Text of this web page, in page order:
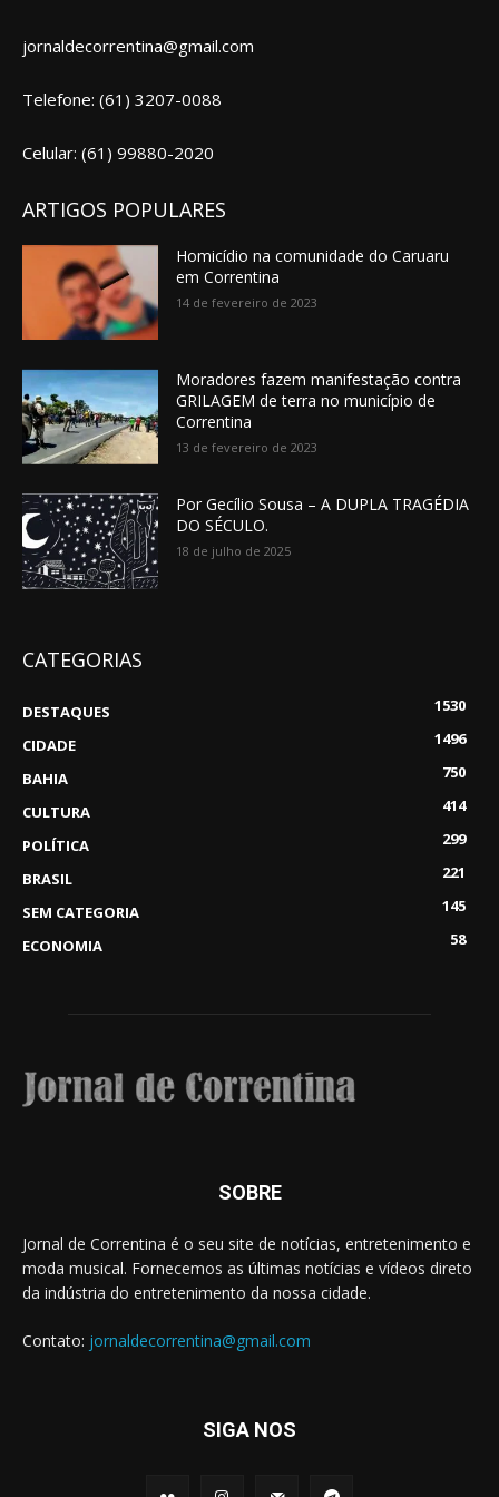
jornaldecorrentina@gmail.com
Telefone: (61) 3207-0088
Celular: (61) 99880-2020
ARTIGOS POPULARES
Homicídio na comunidade do Caruaru
em Correntina
14 de fevereiro de 2023
Moradores fazem manifestação contra
GRILAGEM de terra no município de
Correntina
13 de fevereiro de 2023
Por Gecílio Sousa – A DUPLA TRAGÉDIA
DO SÉCULO.
18 de julho de 2025
CATEGORIAS
DESTAQUES
1530
CIDADE
1496
BAHIA
750
CULTURA
414
POLÍTICA
299
BRASIL
221
SEM CATEGORIA
145
ECONOMIA
58
SOBRE
Jornal de Correntina é o seu site de notícias, entretenimento e
moda musical. Fornecemos as últimas notícias e vídeos direto
da indústria do entretenimento da nossa cidade.
Contato: jornaldecorrentina@gmail.com
SIGA NOS